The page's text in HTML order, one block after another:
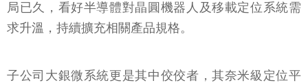
局已久，看好半導體對晶圓機器人及移載定位系統需
求升溫，持續擴充相關產品規格。
子公司大銀微系統更是其中佼佼者，其奈米級定位平